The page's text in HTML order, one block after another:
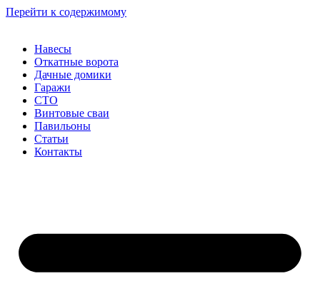
Перейти к содержимому
Навесы
Откатные ворота
Дачные домики
Гаражи
СТО
Винтовые сваи
Павильоны
Статьи
Контакты